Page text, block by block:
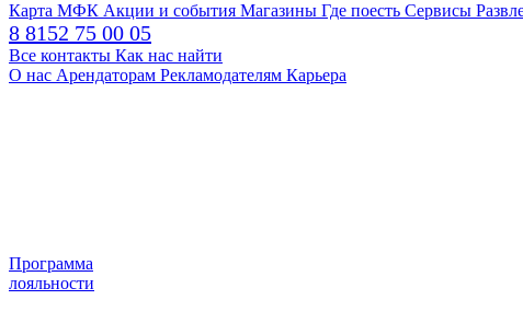
Карта МФК Акции и события Магазины Где поесть Сервисы
8 8152 75 00 05
Все контакты Как нас найти
О нас Арендаторам Рекламодателям Карьера
Программа
лояльности